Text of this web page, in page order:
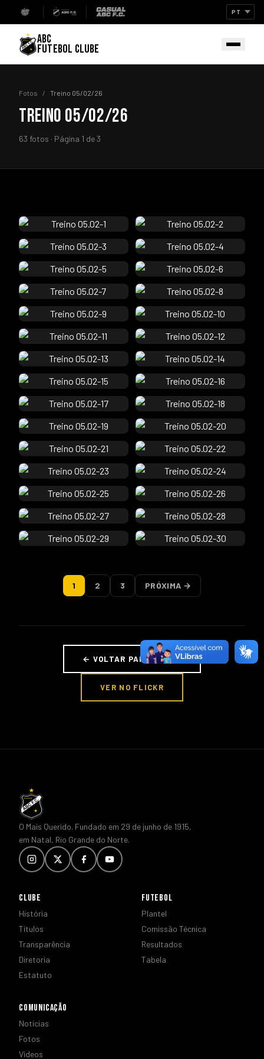
ABC
FUTEBOL CLUBE
Fotos / Treino 05/02/26
TREINO 05/02/26
63 fotos · Página 1 de 3
1 2 3 PRÓXIMA →
← VOLTAR PARA FOTOS
VER NO FLICKR
O Mais Querido. Fundado em 29 de junho de 1915,
em Natal, Rio Grande do Norte.
CLUBE
História
Títulos
Transparência
Diretoria
Estatuto
FUTEBOL
Plantel
Comissão Técnica
Resultados
Tabela
COMUNICAÇÃO
Notícias
Fotos
Vídeos